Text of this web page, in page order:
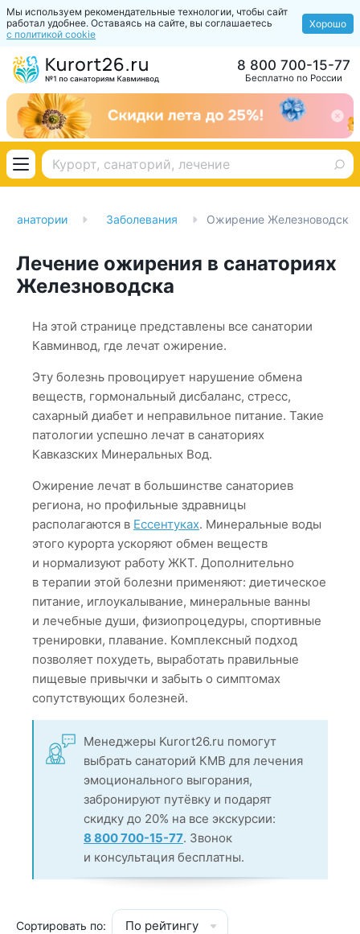
Мы используем рекомендательные технологии, чтобы сайт
работал удобнее. Оставаясь на сайте, вы соглашаетесь
с политикой cookie
Хорошо
Бесплатно по России
8 800 700-15-77
Санатории Заболевания Ожирение Железноводск
Лечение ожирения в санаториях
Железноводска
На этой странице представлены все санатории
Кавминвод, где лечат ожирение.
Эту болезнь провоцирует нарушение обмена
веществ, гормональный дисбаланс, стресс,
сахарный диабет и неправильное питание. Такие
патологии успешно лечат в санаториях
Кавказских Минеральных Вод.
Ожирение лечат в большинстве санаториев
региона, но профильные здравницы
располагаются в Ессентуках. Минеральные воды
этого курорта ускоряют обмен веществ
и нормализуют работу ЖКТ. Дополнительно
в терапии этой болезни применяют: диетическое
питание, иглоукалывание, минеральные ванны
и лечебные души, физиопроцедуры, спортивные
тренировки, плавание. Комплексный подход
позволяет похудеть, выработать правильные
пищевые привычки и забыть о симптомах
сопутствующих болезней.
Менеджеры Kurort26.ru помогут
выбрать санаторий КМВ для лечения
эмоционального выгорания,
забронируют путёвку и подарят
скидку до 20% на все экскурсии:
8 800 700-15-77. Звонок
и консультация бесплатны.
Сортировать по: По рейтингу